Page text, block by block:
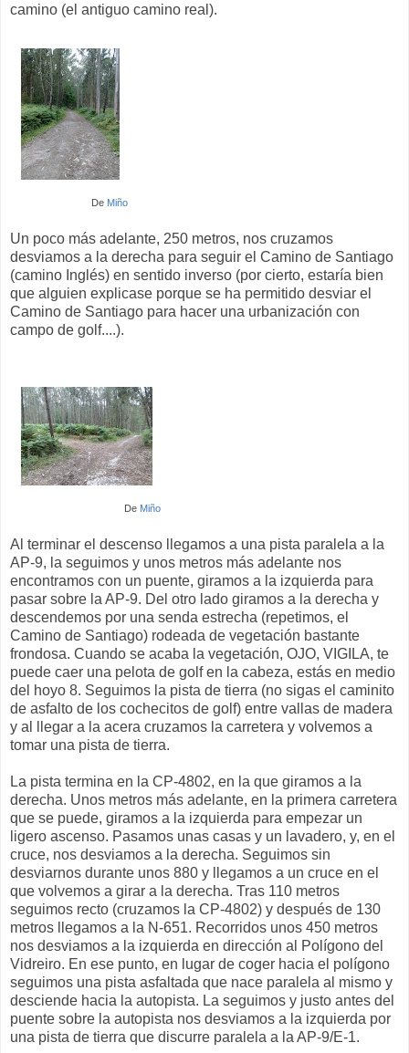
camino (el antiguo camino real).
De Miño
Un poco más adelante, 250 metros, nos cruzamos
desviamos a la derecha para seguir el Camino de Santiago
(camino Inglés) en sentido inverso (por cierto, estaría bien
que alguien explicase porque se ha permitido desviar el
Camino de Santiago para hacer una urbanización con
campo de golf....).
De Miño
Al terminar el descenso llegamos a una pista paralela a la
AP-9, la seguimos y unos metros más adelante nos
encontramos con un puente, giramos a la izquierda para
pasar sobre la AP-9. Del otro lado giramos a la derecha y
descendemos por una senda estrecha (repetimos, el
Camino de Santiago) rodeada de vegetación bastante
frondosa. Cuando se acaba la vegetación, OJO, VIGILA, te
puede caer una pelota de golf en la cabeza, estás en medio
del hoyo 8. Seguimos la pista de tierra (no sigas el caminito
de asfalto de los cochecitos de golf) entre vallas de madera
y al llegar a la acera cruzamos la carretera y volvemos a
tomar una pista de tierra.
La pista termina en la CP-4802, en la que giramos a la
derecha. Unos metros más adelante, en la primera carretera
que se puede, giramos a la izquierda para empezar un
ligero ascenso. Pasamos unas casas y un lavadero, y, en el
cruce, nos desviamos a la derecha. Seguimos sin
desviarnos durante unos 880 y llegamos a un cruce en el
que volvemos a girar a la derecha. Tras 110 metros
seguimos recto (cruzamos la CP-4802) y después de 130
metros llegamos a la N-651. Recorridos unos 450 metros
nos desviamos a la izquierda en dirección al Polígono del
Vidreiro. En ese punto, en lugar de coger hacia el polígono
seguimos una pista asfaltada que nace paralela al mismo y
desciende hacia la autopista. La seguimos y justo antes del
puente sobre la autopista nos desviamos a la izquierda por
una pista de tierra que discurre paralela a la AP-9/E-1.